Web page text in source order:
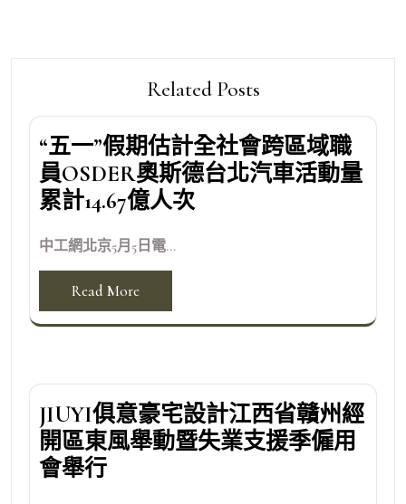
Related Posts
“五一”假期估計全社會跨區域職
員OSDER奧斯德台北汽車活動量
累計14.67億人次
中工網北京5月5日電...
Read More
JIUYI俱意豪宅設計江西省贛州經
開區東風舉動暨失業支援季僱用
會舉行